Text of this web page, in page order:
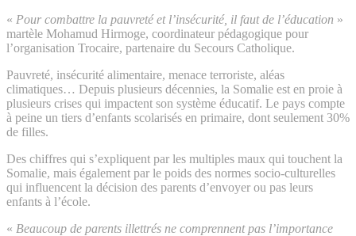
« Pour combattre la pauvreté et l’insécurité, il faut de l’éducation »
martèle Mohamud Hirmoge, coordinateur pédagogique pour
l’organisation Trocaire, partenaire du Secours Catholique.
Pauvreté, insécurité alimentaire, menace terroriste, aléas
climatiques… Depuis plusieurs décennies, la Somalie est en proie à
plusieurs crises qui impactent son système éducatif. Le pays compte
à peine un tiers d’enfants scolarisés en primaire, dont seulement 30%
de filles.
Des chiffres qui s’expliquent par les multiples maux qui touchent la
Somalie, mais également par le poids des normes socio-culturelles
qui influencent la décision des parents d’envoyer ou pas leurs
enfants à l’école.
« Beaucoup de parents illettrés ne comprennent pas l’importance